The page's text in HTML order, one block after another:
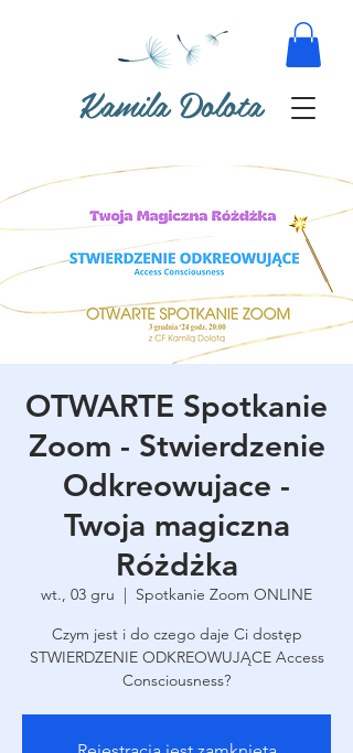
Kamila Dolota
OTWARTE Spotkanie
Zoom - Stwierdzenie
Odkreowujace -
Twoja magiczna
Różdżka
wt., 03 gru
  |
Spotkanie Zoom ONLINE
Czym jest i do czego daje Ci dostęp
STWIERDZENIE ODKREOWUJĄCE Access
Consciousness?